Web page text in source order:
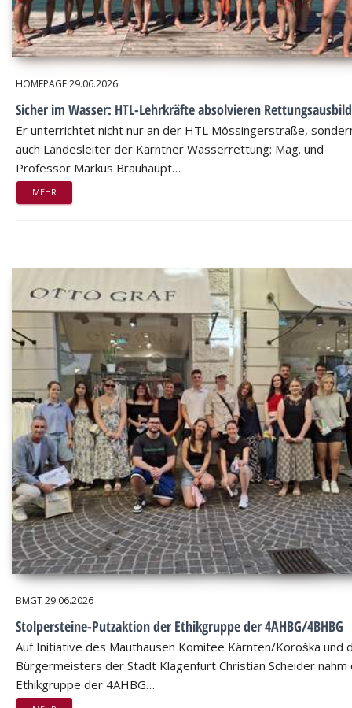
HOMEPAGE29.06.2026
Sicher im Wasser: HTL-Lehrkräfte absolvieren
Er unterrichtet nicht nur an der HTL Mössingerstraße,
auch Landesleiter der Kärntner Wasserrettung: Mag. und
Professor Markus Bräuhaupt…
MEHR
BMGT29.06.2026
Stolpersteine-Putzaktion der Ethikgruppe der 4AHBG/4BHBG
Auf Initiative des Mauthausen Komitee Kärnten/Koroška und
Bürgermeisters der Stadt Klagenfurt Christian Scheider nahm
Ethikgruppe der 4AHBG…